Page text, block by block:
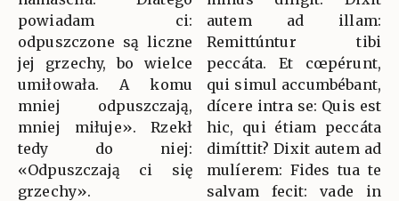
powiadam ci:
odpuszczone są liczne
jej grzechy, bo wielce
umiłowała. A komu
mniej odpuszczają,
mniej miłuje». Rzekł
tedy do niej:
«Odpuszczają ci się
grzechy».
autem ad illam:
Remittúntur tibi
peccáta. Et cœpérunt,
qui simul accumbébant,
dícere intra se: Quis est
hic, qui étiam peccáta
dimíttit? Dixit autem ad
mulíerem: Fides tua te
salvam fecit: vade in